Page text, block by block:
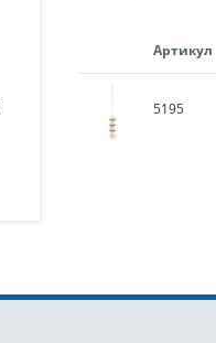
Артикул
5195